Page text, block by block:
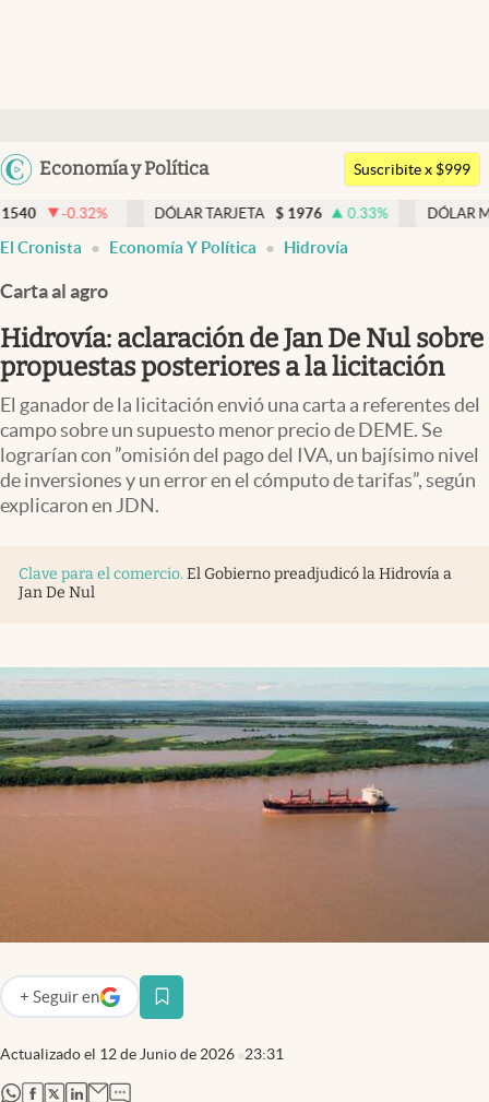
Argentina
Uruguay
Economía y Política
Members
Economía y Política
Finanzas y Mercados
Mercados Online
Negocios
Columnistas
Apertura
Infotechnology
Clima
Eventos Corporativos
El Cronista Studio
Mediakit
abre en nueva pestaña
Suscribite x $999
% DÓLAR TARJETA $ 1976 0.33% DÓLAR MEP $
El Cronista Economía Y Política Hidrovía
Carta al agro
Hidrovía: aclaración de Jan De Nul sobre
propuestas posteriores a la licitación
El ganador de la licitación envió una carta a referentes del
campo sobre un supuesto menor precio de DEME. Se
lograrían con ”omisión del pago del IVA, un bajísimo nivel
de inversiones y un error en el cómputo de tarifas”, según
explicaron en JDN.
Clave para el comercio. El Gobierno preadjudicó la Hidrovía a
Jan De Nul
Actualizado el 12 de Junio de 2026 23:31
+ Seguir en
abre en nueva pestaña
abre en nueva pestaña
abre en nueva pestaña
abre en nueva pestaña
abre en nueva pestaña